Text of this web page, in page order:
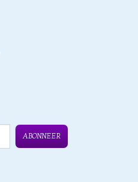
ABONNEER